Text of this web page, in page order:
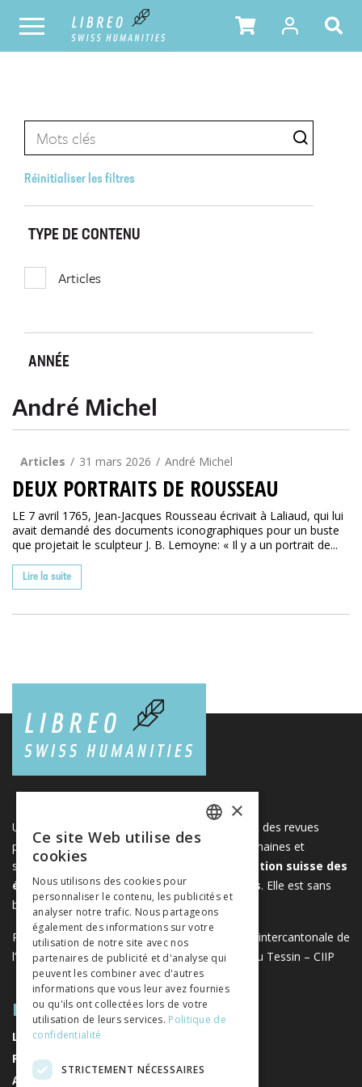
Réinitialiser les filtres
TYPE DE CONTENU
Articles
ANNÉE
André Michel
Articles 31 mars 2026 André Michel
DEUX PORTRAITS DE ROUSSEAU
LE 7 avril 1765, Jean-Jacques Rousseau écrivait à Laliaud, qui lui
avait demandé des documents iconographiques pour un buste
que projetait le sculpteur J. B. Lemoyne: « Il y a un portrait de...
Lire la suite
Une plateforme unique regroupant des livres et des revues
publiés par les éditeurs suisses de sciences humaines et
sociales. Libreo.ch est la propriété de l'
Association suisse des
éditeurs de sciences sociales et humaines. Elle est sans
but lucratif.www.editeurssuisses.ch
Projet réalisé avec le soutien de la Conférence intercantonale de
l’instruction publique de la Suisse romande et du Tessin – CIIP
PLAN DU SITE
LIVRES
REVUES
AUTEURS
ITALIAN
×
Ce site Web utilise des
cookies
Nous utilisons des cookies pour
personnaliser le contenu, les publicités et
analyser notre trafic. Nous partageons
également des informations sur votre
utilisation de notre site avec nos
partenaires de publicité et d'analyse qui
peuvent les combiner avec d'autres
informations que vous leur avez fournies
ou qu'ils ont collectées lors de votre
utilisation de leurs services. Politique de
confidentialité
STRICTEMENT NÉCESSAIRES